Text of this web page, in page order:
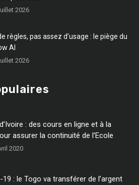
2026
règles, pas assez d’usage : le piège du
AI
2026
: des cours en ligne et à la
assurer la continuité de l’Ecole
2020
19 : le Togo va transférer de l’argent